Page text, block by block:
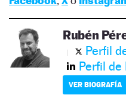
Rubén
Perfil
Perfil de
VER BIOGRAFÍA